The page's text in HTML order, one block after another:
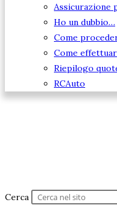
Assicurazione
Ho un dubbio…
Come
Come
Riepilogo
RCAuto
Cerca